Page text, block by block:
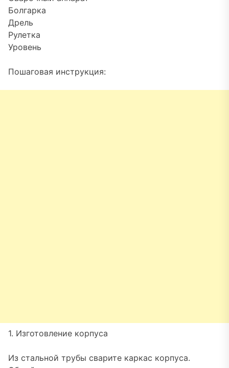
Болгарка
Дрель
Рулетка
Уровень
Пошаговая инструкция:
1. Изготовление корпуса
Из стальной трубы сварите каркас корпуса.